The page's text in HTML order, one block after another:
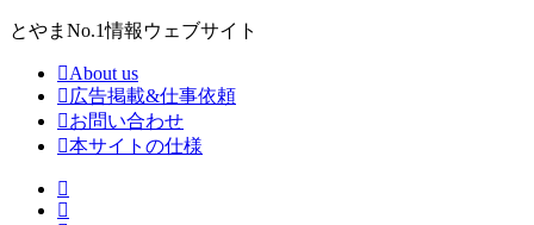
とやまNo.1情報ウェブサイト
About us
広告掲載&仕事依頼
お問い合わせ
本サイトの仕様